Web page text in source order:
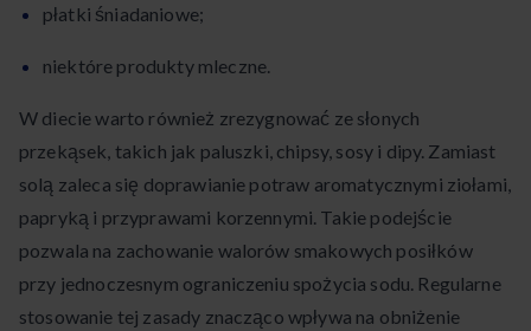
płatki śniadaniowe;
niektóre produkty mleczne.
W diecie warto również zrezygnować ze słonych
przekąsek, takich jak paluszki, chipsy, sosy i dipy. Zamiast
solą zaleca się doprawianie potraw aromatycznymi ziołami,
papryką i przyprawami korzennymi. Takie podejście
pozwala na zachowanie walorów smakowych posiłków
przy jednoczesnym ograniczeniu spożycia sodu. Regularne
stosowanie tej zasady znacząco wpływa na obniżenie